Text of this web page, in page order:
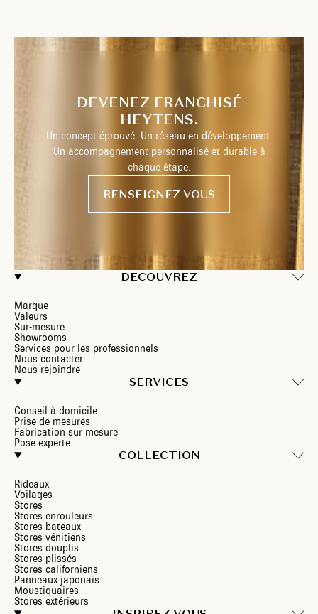
DECOUVREZ
Marque
Valeurs
Sur-mesure
Showrooms
Services pour les professionnels
Nous contacter
Nous rejoindre
SERVICES
Conseil à domicile
Prise de mesures
Fabrication sur mesure
Pose experte
COLLECTION
Rideaux
Voilages
Stores
Stores enrouleurs
Stores bateaux
Stores vénitiens
Stores douplis
Stores plissés
Stores californiens
Panneaux japonais
Moustiquaires
Stores extérieurs
DEVENEZ FRANCHISÉ
HEYTENS.
Un concept éprouvé. Un réseau en développement.
Un accompagnement personnalisé et durable à
chaque étape.
RENSEIGNEZ-VOUS